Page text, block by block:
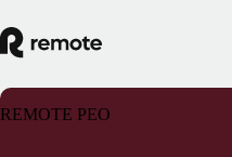
REMOTE PEO